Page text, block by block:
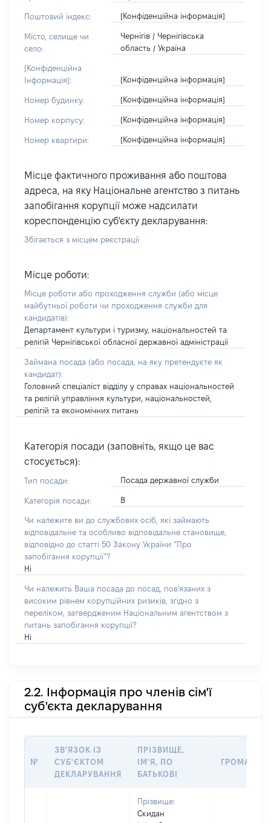
Поштовий індекс: [Конфіденційна інформація]
Місто, селище чи
село:
Чернігів / Чернігівська
область / Україна
[Конфіденційна
Інформація]:
[Конфіденційна інформація]
Номер будинку: [Конфіденційна інформація]
Номер корпусу: [Конфіденційна інформація]
Номер квартири: [Конфіденційна інформація]
Місце фактичного проживання або поштова
адреса, на яку Національне агентство з питань
запобігання корупції може надсилати
кореспонденцію суб'єкту декларування:
Збігається з місцем реєстрації
Місце роботи:
Місце роботи або проходження служби (або місце
майбутньої роботи чи проходження служби для
кандидатів):
Департамент культури і туризму, національностей та
релігій Чернігівської обласної державної адміністрації
Займана посада (або посада, на яку претендуєте як
кандидат):
Головний спеціаліст відділу у справах національностей
та релігій управління культури, національностей,
релігій та економічних питань
Категорія посади (заповніть, якщо це вас
стосується):
Тип посади: Посада державної служби
Категорія посади: В
Чи належите ви до службових осіб, які займають
відповідальне та особливо відповідальне становище,
відповідно до статті 50 Закону України “Про
запобігання корупції”?
Ні
Чи належить Ваша посада до посад, пов'язаних з
високим рівнем корупційних ризиків, згідно з
переліком, затвердженим Національним агентством з
питань запобігання корупції?
Ні
2.2. Інформація про членів сім'ї
суб'єкта декларування
№
ЗВ'ЯЗОК ІЗ
СУБ'ЄКТОМ
ДЕКЛАРУВАННЯ
ПРІЗВИЩЕ,
ІМ'Я, ПО
БАТЬКОВІ
Прізвище:
Скидан